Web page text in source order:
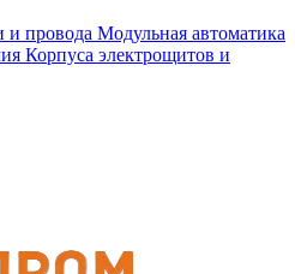
и провода Модульная автоматика
Корпуса электрощитов и